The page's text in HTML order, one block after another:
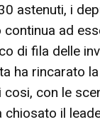
astenuti, i
continua ad
di fila delle
ha rincarato
cosi, con le
il